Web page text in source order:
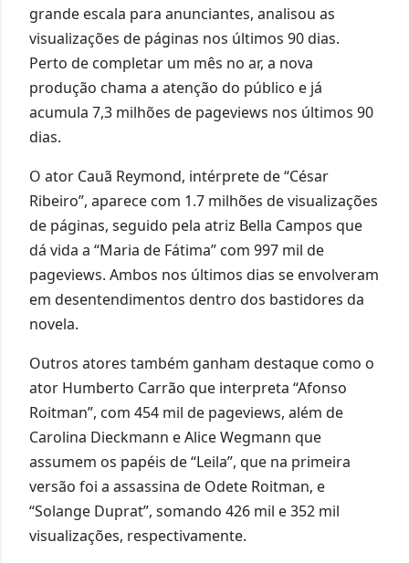
grande escala para anunciantes, analisou as
visualizações de páginas nos últimos 90 dias.
Perto de completar um mês no ar, a nova
produção chama a atenção do público e já
acumula 7,3 milhões de pageviews nos últimos 90
dias.
O ator Cauã Reymond, intérprete de “César
Ribeiro”, aparece com 1.7 milhões de visualizações
de páginas, seguido pela atriz Bella Campos que
dá vida a “Maria de Fátima” com 997 mil de
pageviews. Ambos nos últimos dias se envolveram
em desentendimentos dentro dos bastidores da
novela.
Outros atores também ganham destaque como o
ator Humberto Carrão que interpreta “Afonso
Roitman”, com 454 mil de pageviews, além de
Carolina Dieckmann e Alice Wegmann que
assumem os papéis de “Leila”, que na primeira
versão foi a assassina de Odete Roitman, e
“Solange Duprat”, somando 426 mil e 352 mil
visualizações, respectivamente.